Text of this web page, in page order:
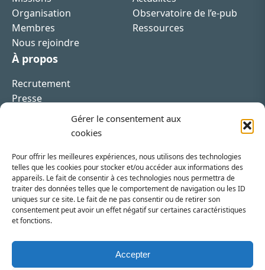
Gérer le consentement aux
cookies
Pour offrir les meilleures expériences, nous utilisons des technologies
telles que les cookies pour stocker et/ou accéder aux informations des
appareils. Le fait de consentir à ces technologies nous permettra de
traiter des données telles que le comportement de navigation ou les ID
uniques sur ce site. Le fait de ne pas consentir ou de retirer son
consentement peut avoir un effet négatif sur certaines caractéristiques
et fonctions.
Accepter
Organisation
Membres
Nous rejoindre
Observatoire de l’e-pub
Ressources
À propos
Recrutement
Presse
Inscrivez-vous à la newsletter
Vous recevrez régulièrement les dernières actualités
du SRI.